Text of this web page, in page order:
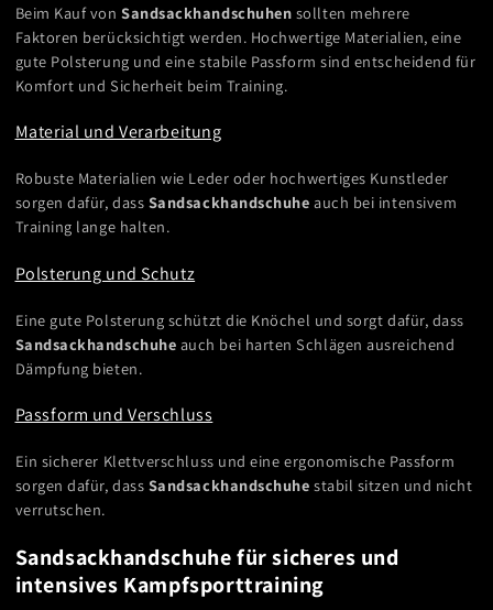
Beim Kauf vonSandsackhandschuhen sollten mehrere
Faktoren berücksichtigt werden. Hochwertige Materialien, eine
gute Polsterung und eine stabile Passform sind entscheidend für
Komfort und Sicherheit beim Training.
Material und Verarbeitung
Robuste Materialien wie Leder oder hochwertiges Kunstleder
sorgen dafür, dass Sandsackhandschuhe auch bei intensivem
Training lange halten.
Polsterung und Schutz
Eine gute Polsterung schützt die Knöchel und sorgt dafür, dass
Sandsackhandschuhe auch bei harten Schlägen ausreichend
Dämpfung bieten.
Passform und Verschluss
Ein sicherer Klettverschluss und eine ergonomische Passform
sorgen dafür, dass Sandsackhandschuhe stabil sitzen und nicht
verrutschen.
Sandsackhandschuhe für sicheres und
intensives Kampfsporttraining